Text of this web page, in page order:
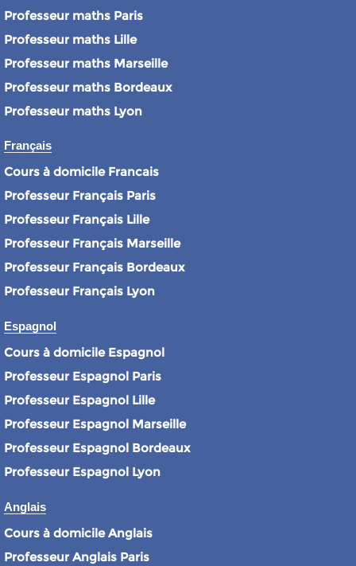
Professeur maths Paris
Professeur maths Lille
Professeur maths Marseille
Professeur maths Bordeaux
Professeur maths Lyon
Français
Cours à domicile Francais
Professeur Français Paris
Professeur Français Lille
Professeur Français Marseille
Professeur Français Bordeaux
Professeur Français Lyon
Espagnol
Cours à domicile Espagnol
Professeur Espagnol Paris
Professeur Espagnol Lille
Professeur Espagnol Marseille
Professeur Espagnol Bordeaux
Professeur Espagnol Lyon
Anglais
Cours à domicile Anglais
Professeur Anglais Paris